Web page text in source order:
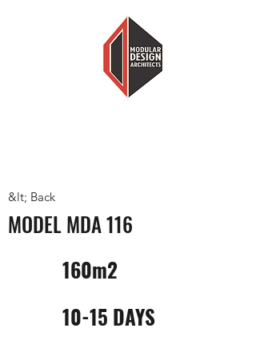
&lt; Back
MODEL MDA 116
160m2
10-15 DAYS